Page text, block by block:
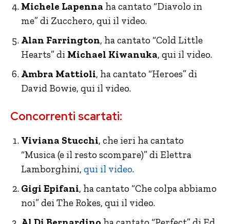
Michele Lapenna ha cantato “Diavolo in
me” di Zucchero, qui il video.
Alan Farrington, ha cantato “Cold Little
Hearts” di Michael Kiwanuka, qui il video.
Ambra Mattioli, ha cantato “Heroes” di
David Bowie, qui il video.
Concorrenti scartati:
Viviana Stucchi, che ieri ha cantato
“Musica (e il resto scompare)” di Elettra
Lamborghini, qui il video.
Gigi Epifani, ha cantato “Che colpa abbiamo
noi” dei The Rokes, qui il video.